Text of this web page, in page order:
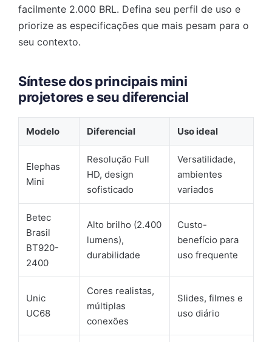
facilmente 2.000 BRL. Defina seu perfil de uso e
priorize as especificações que mais pesam para o
seu contexto.
Síntese dos principais mini
projetores e seu diferencial
Modelo Diferencial Uso ideal
Elephas
Mini
Resolução Full
HD, design
sofisticado
Versatilidade,
ambientes
variados
Betec
Brasil
BT920-
2400
Alto brilho (2.400
lumens),
durabilidade
Custo-
benefício para
uso frequente
Unic
UC68
Cores realistas,
múltiplas
conexões
Slides, filmes e
uso diário